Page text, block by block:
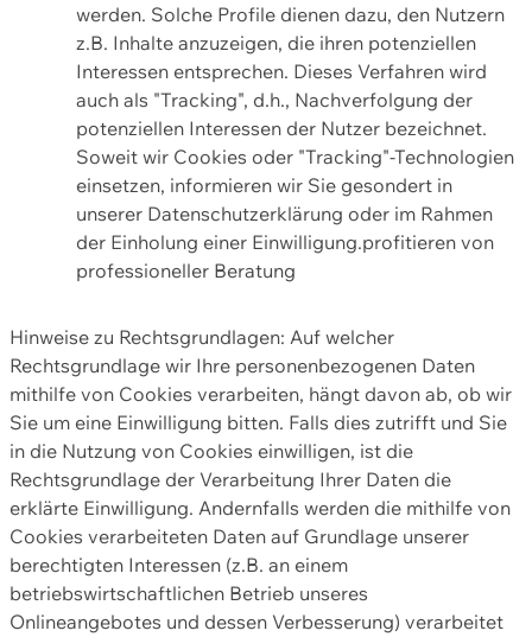
werden. Solche Profile dienen dazu, den Nutzern
z.B. Inhalte anzuzeigen, die ihren potenziellen
Interessen entsprechen. Dieses Verfahren wird
auch als "Tracking", d.h., Nachverfolgung der
potenziellen Interessen der Nutzer bezeichnet.
Soweit wir Cookies oder "Tracking"-Technologien
einsetzen, informieren wir Sie gesondert in
unserer Datenschutzerklärung oder im Rahmen
der Einholung einer Einwilligung.profitieren von
professioneller Beratung
Hinweise zu Rechtsgrundlagen: Auf welcher
Rechtsgrundlage wir Ihre personenbezogenen Daten
mithilfe von Cookies verarbeiten, hängt davon ab, ob wir
Sie um eine Einwilligung bitten. Falls dies zutrifft und Sie
in die Nutzung von Cookies einwilligen, ist die
Rechtsgrundlage der Verarbeitung Ihrer Daten die
erklärte Einwilligung. Andernfalls werden die mithilfe von
Cookies verarbeiteten Daten auf Grundlage unserer
berechtigten Interessen (z.B. an einem
betriebswirtschaftlichen Betrieb unseres
Onlineangebotes und dessen Verbesserung) verarbeitet